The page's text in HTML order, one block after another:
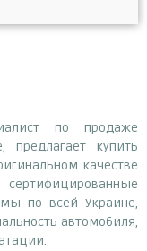
по продаже
предлагает купить
качестве
по всей Украине,
автомобиля,